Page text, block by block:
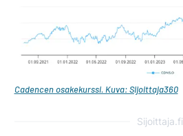
Cadencen osakekurssi. Kuva: Sijoittaja360
Sijoittaja.fi